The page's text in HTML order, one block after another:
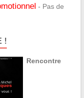
- Pas de
!
Rencontre